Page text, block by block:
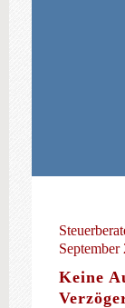
September
Keine